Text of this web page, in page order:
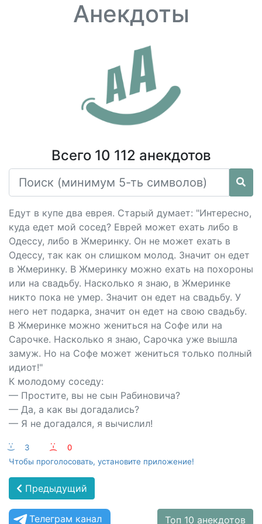
Анекдоты
Всего 10 112 анекдотов
Едут в купе два еврея. Старый думает: "Интересно,
куда едет мой сосед? Еврей может ехать либо в
Одессу, либо в Жмеринку. Он не может ехать в
Одессу, так как он слишком молод. Значит он едет
в Жмеринку. В Жмеринку можно ехать на похороны
или на свадьбу. Насколько я знаю, в Жмеринке
никто пока не умер. Значит он едет на свадьбу. У
него нет подарка, значит он едет на свою свадьбу.
В Жмеринке можно жениться на Софе или на
Сарочке. Насколько я знаю, Сарочка уже вышла
замуж. Но на Софе может жениться только полный
идиот!"
К молодому соседу:
— Простите, вы не сын Рабиновича?
— Да, а как вы догадались?
— Я не догадался, я вычислил!
:-) 3 :-(
0
Чтобы проголосовать, установите приложение!
Предыдущий
Телеграм канал Топ 10 анекдотов